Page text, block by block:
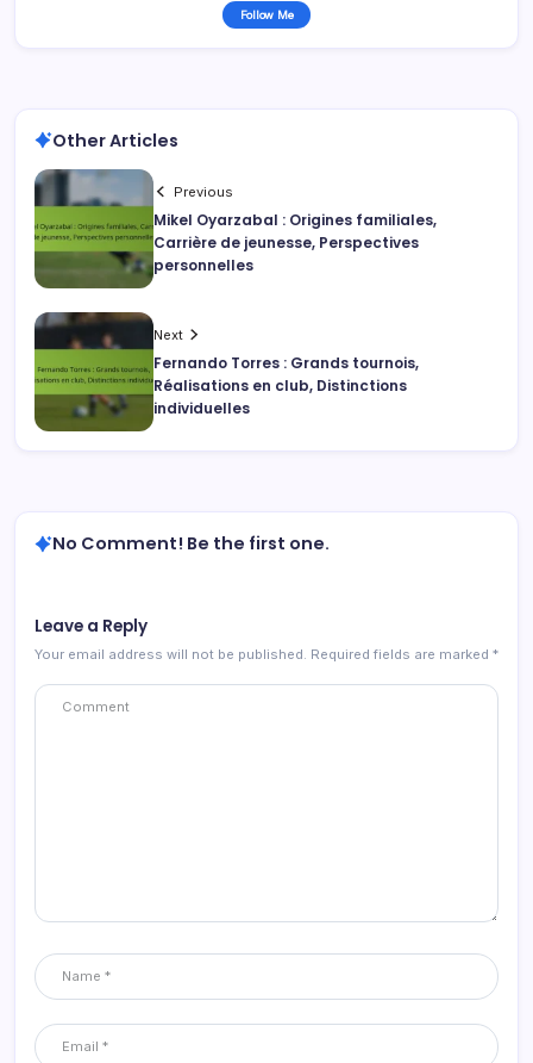
Follow Me
Other Articles
Previous
Mikel Oyarzabal : Origines familiales,
Carrière de jeunesse, Perspectives
personnelles
Next
Fernando Torres : Grands tournois,
Réalisations en club, Distinctions
individuelles
No Comment! Be the first one.
Leave a Reply
Your email address will not be published. Required fields are marked *